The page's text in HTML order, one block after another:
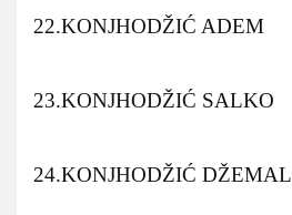
22.KONJHODŽIĆ ADEM
23.KONJHODŽIĆ SALKO
24.KONJHODŽIĆ DŽEMAL